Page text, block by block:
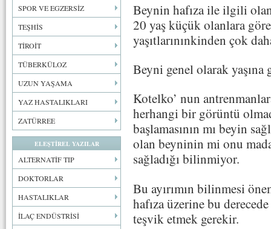
SPOR VE EGZERSİZ
TEŞHİS
TİROİT
TÜBERKÜLOZ
UZUN YAŞAMA
YAZ HASTALIKLARI
ZATÜRREE
ELEŞTİREL YAZILAR
ALTERNATİF TIP
DOKTORLAR
HASTALIKLAR
İLAÇ ENDÜSTRİSİ
Beynin hafıza ile ilgili
20 yaş küçük olanlara
yaşıtlarınınkinden çok
Beyni genel olarak
Kotelko’ nun
herhangi bir görüntü
başlamasının mı beyin
olan beyninin mi onu
sağladığı bilinmiyor.
Bu ayırımın bilinmesi
hafıza üzerine bu
teşvik etmek gerekir.